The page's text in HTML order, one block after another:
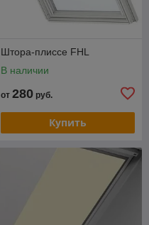
Штора-плиссе FHL
В наличии
от 280 руб.
Купить